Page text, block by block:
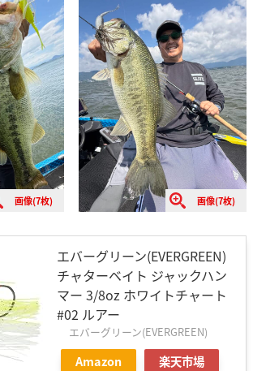
画像(7枚) 画像(7枚)
エバーグリーン(EVERGREEN)
チャターベイト ジャックハン
マー 3/8oz ホワイトチャート
#02 ルアー
エバーグリーン(EVERGREEN)
Amazon 楽天市場